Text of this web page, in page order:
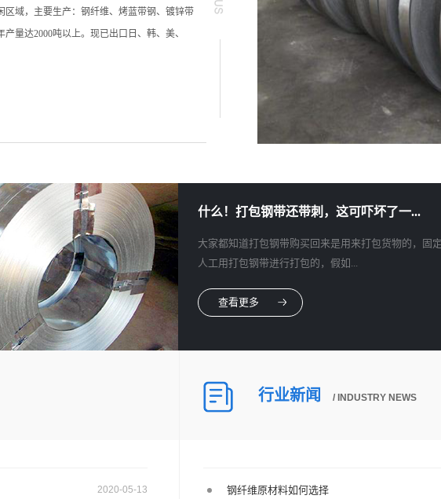
域，主要生产：钢纤维、烤蓝带钢、镀锌带
量达2000吨以上。现已出口日、韩、美、
什么！打包钢带还带刺，这可吓坏了一...
大家都知道打包钢带购买回来是用来打包货物的，固
人工用打包钢带进行打包的，假如...
查看更多
2020-05-13
行业新闻 / INDUSTRY NEWS
钢纤维原材料如何选择